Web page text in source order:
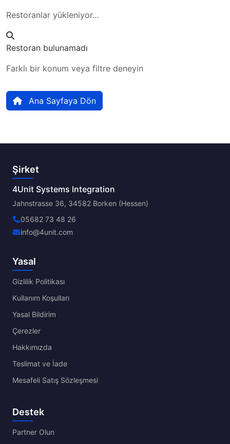
Restoranlar yükleniyor...
Restoran bulunamadı
Farklı bir konum veya filtre deneyin
Ana Sayfaya Dön
Şirket
4Unit Systems Integration
Jahnstrasse 36, 34582 Borken (Hessen)
05682 73 48 26
info@4unit.com
Yasal
Gizlilik Politikası
Kullanım Koşulları
Yasal Bildirim
Çerezler
Hakkımızda
Teslimat ve İade
Mesafeli Satış Sözleşmesi
Destek
Partner Olun